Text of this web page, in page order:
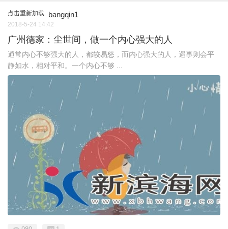
点击重新加载 bangqin1
2018-5-24 14:42
广州德家：尘世间，做一个内心强大的人
通常内心不够强大的人，都较易怒，而内心强大的人，遇事则会平
静如水，相对平和。一个内心不够 ...